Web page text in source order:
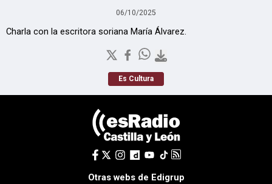
06/10/2025
Charla con la escritora soriana María Álvarez.
Es Cultura
Otras webs de Edigrup